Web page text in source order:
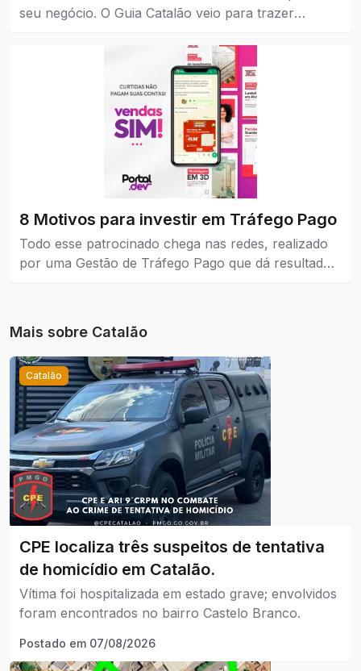
seu negócio. O Guia Catalão veio para trazer
todos os níveis, pequena, média e grande.
8 Motivos para investir em Tráfego Pago
Todo esse patrocinado chega nas redes, realizado
por uma Gestão de Tráfego Pago que dá resultados
Mais sobre Catalão
Catalão
CPE localiza três suspeitos de tentativa
de homicídio em Catalão.
Vítima foi hospitalizada em estado grave; envolvidos
foram encontrados no bairro Castelo Branco.
Postado em 07/08/2026